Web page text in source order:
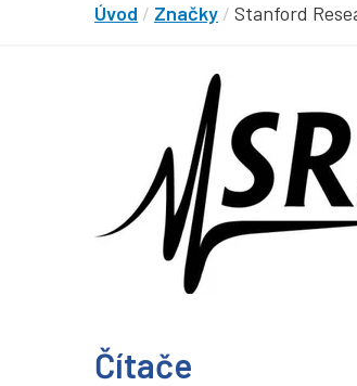
Úvod / Značky / Stanford
Čítače